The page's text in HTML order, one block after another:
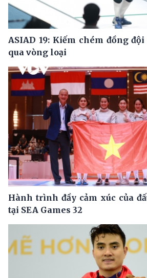
ASIAD 19: Kiếm chém đồng
qua vòng loại
Hành trình đầy cảm xúc của
tại SEA Games 32